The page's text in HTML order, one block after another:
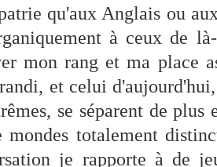
qu'aux Anglais ou
à ceux de
mon rang et ma place
et celui
se séparent de
mondes totalement
je rapporte à de